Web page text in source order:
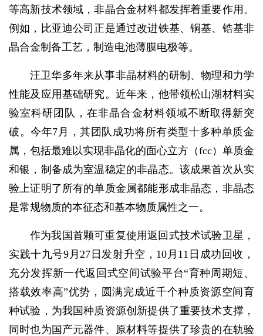
等高新技术领域，非晶合金材料都发挥着重要作用。
例如，比亚迪公司正是通过改进铁基、铜基、锆基非
晶合金制备工艺，制造电池薄膜电极等。
汪卫华多年来从事非晶材料的研制、物理和力学
性能及应用基础研究。近年来，他带领松山湖材料实
验室科研团队，在非晶合金材料领域不断取得新突
破。今年7月，其团队成功将所有类型十多种单质金
属，包括最难以实现非晶化的面心立方（fcc）单质金
和银，制备成为室温稳定的非晶态。该成果首次从实
验上证明了所有的单质金属都能形成非晶态，非晶态
是常规物质的本征态和基本物质属性之一。
作为我国首颗可重复使用返回式技术试验卫星，
实践十九号9月27日发射升空，10月11日成功回收，
充分发挥新一代返回式空间试验平台“育种周期短、
搭载效率高”优势，圆满完成近千个种质资源空间育
种试验，为我国种质资源创新提供了重要技术支撑，
同时也为国产元器件、原材料等提供了珍贵的在轨验